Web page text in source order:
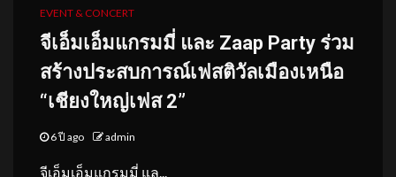
EVENT & CONCERT
จีเอ็มเอ็มแกรมมี่ และ Zaap Party ร่วม
สร้างประสบการณ์เฟสติวัลเมืองเหนือ
“เชียงใหญ่เฟส 2”
6 ปี ago admin
จีเอ็มเอ็มแกรมมี่ แล...